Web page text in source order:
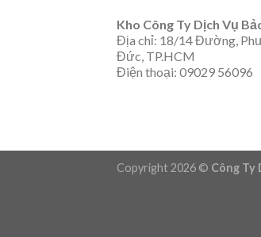
Kho Công Ty Dịch Vụ
Địa chỉ: 18/14 Đường,
Đức, TP.HCM
Điện thoại: 09029 56096
Copyright 2026 © Công Ty